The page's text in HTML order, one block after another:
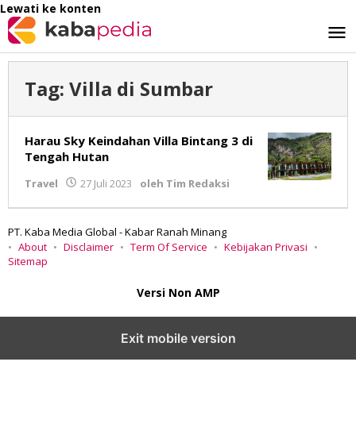
Lewati ke konten
Tag: Villa di Sumbar
Harau Sky Keindahan Villa Bintang 3 di
Tengah Hutan
Travel 27 Juli 2023 oleh Tim Redaksi
PT. Kaba Media Global - Kabar Ranah Minang
About
Disclaimer Term Of Service
Kebijakan Privasi
Sitemap
Versi Non AMP
Exit mobile version